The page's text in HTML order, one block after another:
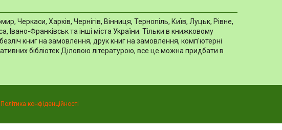
Харків, Чернігів, Вінниця, Тернопіль, Київ, Луцьк, Рівне,
Франківськ та інші міста України. Тільки в книжковому
книг на замовлення, друк книг на замовлення, комп'ютерні
бібліотек Діловою літературою, все це можна придбати в
Політика конфіденційності